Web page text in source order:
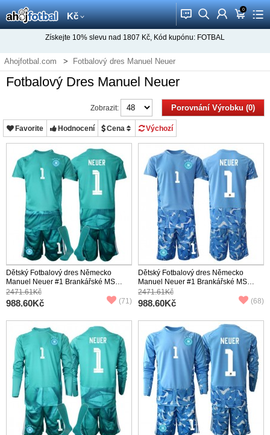
Kč 󰂱 󰂨 󰃳 0
󰃦 󰃖
Získejte 10% slevu nad 1807 Kč, Kód kupónu: FOTBAL
Ahojfotbal.com Fotbalový dres Manuel Neuer
Fotbalový Dres Manuel Neuer
Porovnání Výrobku (0)
Zobrazit:
Favorite Hodnocení Cena Výchozí
Dětský Fotbalový dres Německo
Manuel Neuer #1 Brankářské MS
2026 Domácí Krátký Rukáv (+
trenýrky)
2471.61Kč
988.60Kč (71)
Dětský Fotbalový dres Německo
Manuel Neuer #1 Brankářské MS
2026 Venkovní Krátký Rukáv (+
trenýrky)
2471.61Kč
988.60Kč (68)